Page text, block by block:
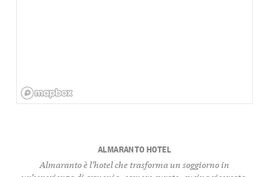
ALMARANTO HOTEL
Almaranto è l’hotel che trasforma un soggiorno in